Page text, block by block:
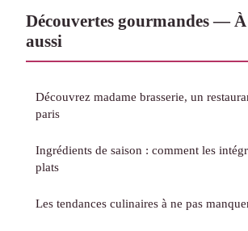
Découvertes gourmandes —
aussi
Découvrez madame brasserie, un
paris
Ingrédients de saison : comment les
plats
Les tendances culinaires à ne pas